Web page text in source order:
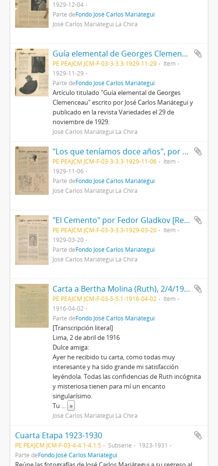
1929-12-04
Parte deFondo José Carlos Mariátegui
José Carlos Mariátegui La Chira
Guía elemental de Georges Clemenceau [Recortes de prensa]
PE PEAJCM JCM-F-03-3-3.3-1929-11-29
Item
1929-11-29
Parte deFondo José Carlos Mariátegui
Artículo titulado "Guía elemental de Georges
Clemenceau" escrito por José Carlos Mariátegui y
publicado en la revista Variedades el 29 de
noviembre de 1929.
José Carlos Mariátegui La Chira
"Los que teníamos doce años", por Ernst Glaeser [Recorte de prensa]
PE PEAJCM JCM-F-03-3-3.3-1929-11-06
Item
1929-11-06
Parte deFondo José Carlos Mariátegui
José Carlos Mariátegui La Chira
"El Cemento" por Fedor Gladkov [Recorte de prensa]
PE PEAJCM JCM-F-03-3-3.3-1929-03-20
Item
1929-03-20
Parte deFondo José Carlos Mariátegui
José Carlos Mariátegui La Chira
Carta a Bertha Molina (Ruth), 2/4/1916
PE PEAJCM JCM-F-03-5-5.1-1916-04-02
Item
1916-04-02
Parte deFondo José Carlos Mariátegui
[Transcripción literal]
Lima, 2 de abril de 1916
Dulce amiga:
Ayer he recibido tu carta, como todas muy
interesante y ha sido grande mi satisfacción
leyéndola. Todas las confidencias de Ruth incógnita
y misteriosa tienen para mí un encanto
singularísimo.
Tu ... »
José Carlos Mariátegui La Chira
Cuarta Etapa 1923-1930
PE PEAJCM JCM-F-03-4-4.1-4.1.5 Subserie
1923-1931
Parte deFondo José Carlos Mariátegui